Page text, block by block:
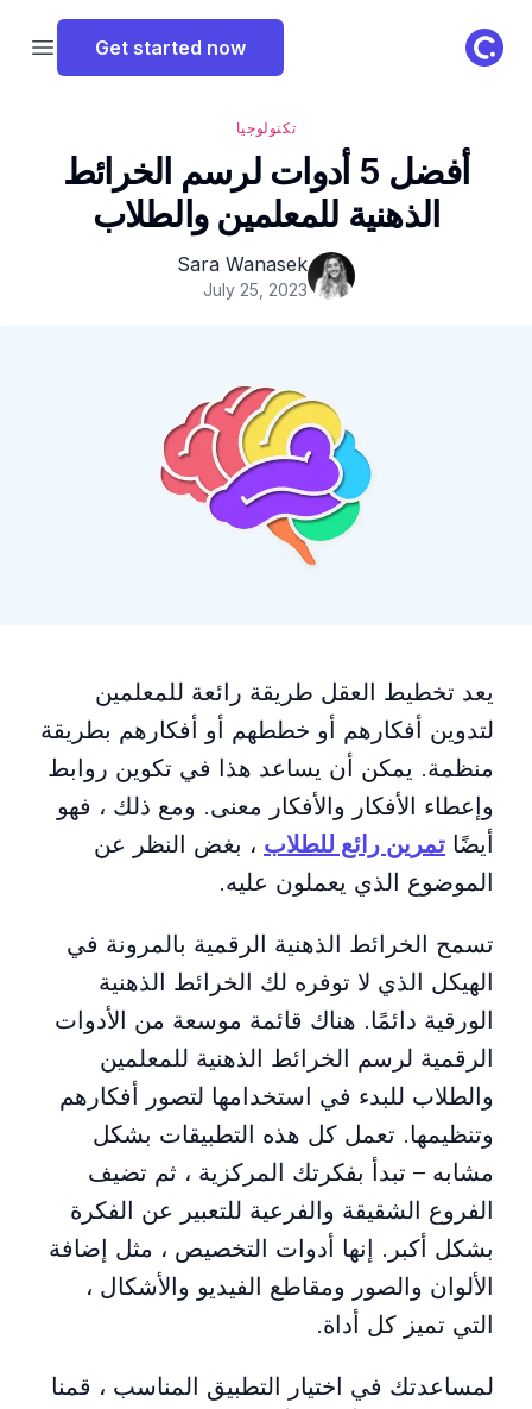
ClassPoint Logo
Get started now
تكنولوجيا
أفضل 5 أدوات لرسم الخرائط
الذهنية للمعلمين والطلاب
Sara Wanasek
July 25, 2023
يعد تخطيط العقل طريقة رائعة للمعلمين
لتدوين أفكارهم أو خططهم أو أفكارهم بطريقة
منظمة. يمكن أن يساعد هذا في تكوين روابط
وإعطاء الأفكار والأفكار معنى. ومع ذلك ، فهو
أيضًا تمرين رائع للطلاب ، بغض النظر عن
الموضوع الذي يعملون عليه.
تسمح الخرائط الذهنية الرقمية بالمرونة في
الهيكل الذي لا توفره لك الخرائط الذهنية
الورقية دائمًا. هناك قائمة موسعة من الأدوات
الرقمية لرسم الخرائط الذهنية للمعلمين
والطلاب للبدء في استخدامها لتصور أفكارهم
وتنظيمها. تعمل كل هذه التطبيقات بشكل
مشابه – تبدأ بفكرتك المركزية ، ثم تضيف
الفروع الشقيقة والفرعية للتعبير عن الفكرة
بشكل أكبر. إنها أدوات التخصيص ، مثل إضافة
الألوان والصور ومقاطع الفيديو والأشكال ،
التي تميز كل أداة.
لمساعدتك في اختيار التطبيق المناسب ، قمنا